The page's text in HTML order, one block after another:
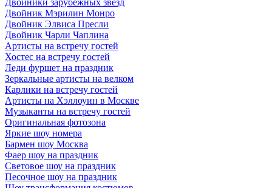
Двойники зарубежных звёзд
Двойник Мэрилин Монро
Двойник Элвиса Пресли
Двойник Чарли Чаплина
Артисты на встречу гостей
Хостес на встречу гостей
Леди фуршет на праздник
Зеркальные артисты на велком
Карлики на встречу гостей
Артисты на Хэллоуин в Москве
Музыканты на встречу гостей
Оригинальная фотозона
Яркие шоу номера
Бармен шоу Москва
Фаер шоу на праздник
Световое шоу на праздник
Песочное шоу на праздник